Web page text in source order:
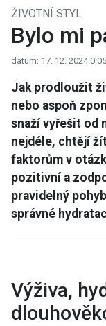
ŽIVOTNÍ STYL
Bylo mi
datum: 17. 12. 2024 0:05
Jak prodloužit
nebo aspoň
snaží vyřešit od
nejdéle, chtějí
faktorům v
pozitivní a
pravidelný
správné
Výživa,